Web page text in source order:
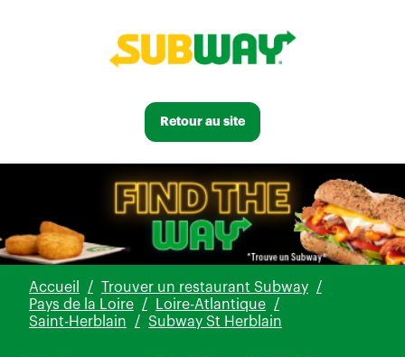
Retour au site
Accueil
Trouver un restaurant Subway
Pays de la Loire
Loire-Atlantique
Saint-Herblain
Subway St Herblain